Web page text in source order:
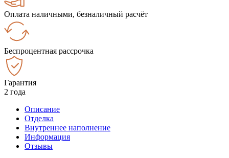
Оплата наличными, безналичный расчёт
Беспроцентная рассрочка
Гарантия
2 года
Описание
Отделка
Внутреннее наполнение
Информация
Отзывы